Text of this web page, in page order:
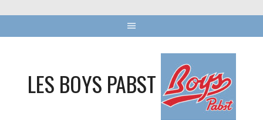
LES BOYS PABST